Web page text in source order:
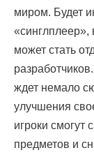
миром. Будет
может стать
ждет немало
улучшения
игроки смогут
предметов и